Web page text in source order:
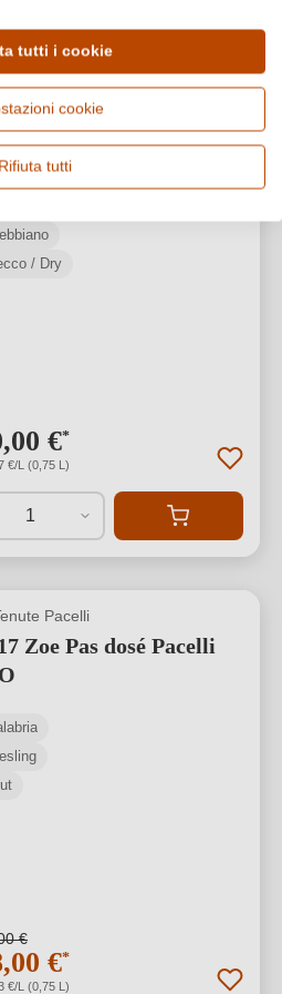
Pacelli
La Clara ORANGE
/ Dry
€*
€/L (0,75 L)
1
Pacelli
Zoe Pas dosé Pacelli
€
€*
€/L (0,75 L)
tutti i cookie
cookie
Rifiuta tutti